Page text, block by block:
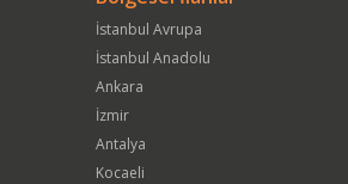
İstanbul Avrupa
İstanbul Anadolu
Ankara
İzmir
Antalya
Kocaeli